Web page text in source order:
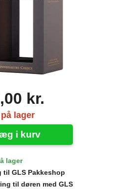
kr.
lager
i kurv
lager
til GLS Pakkeshop
til døren med GLS